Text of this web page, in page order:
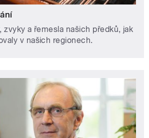
zvyky a řemesla našich předků, jak
v našich regionech.